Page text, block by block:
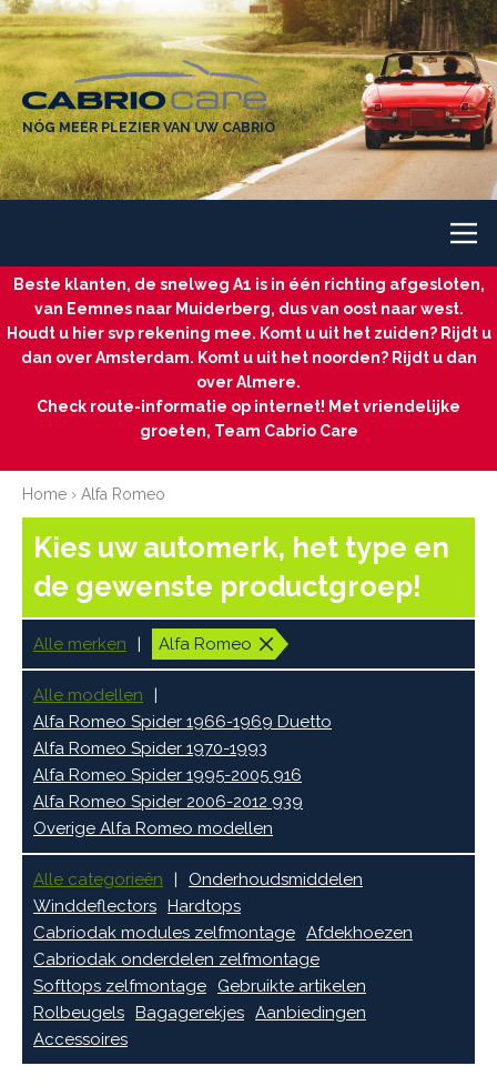
NÓG MEER PLEZIER VAN UW CABRIO
Beste klanten, de snelweg A1 is in één richting afgesloten,
van Eemnes naar Muiderberg, dus van oost naar west.
Houdt u hier svp rekening mee. Komt u uit het zuiden? Rijdt u
dan over Amsterdam. Komt u uit het noorden? Rijdt u dan
over Almere.
Check route-informatie op internet! Met vriendelijke
groeten, Team Cabrio Care
Home › Alfa Romeo
Kies uw automerk, het type en
de gewenste productgroep!
Alle merken Alfa Romeo
Alle modellen
Alfa Romeo Spider 1966-1969 Duetto
Alfa Romeo Spider 1970-1993
Alfa Romeo Spider 1995-2005 916
Alfa Romeo Spider 2006-2012 939
Overige Alfa Romeo modellen
Alle categorieën
Onderhoudsmiddelen
Winddeflectors Hardtops
Cabriodak modules zelfmontage Afdekhoezen
Cabriodak onderdelen zelfmontage
Softtops zelfmontage
Gebruikte artikelen
Rolbeugels Bagagerekjes Aanbiedingen
Accessoires